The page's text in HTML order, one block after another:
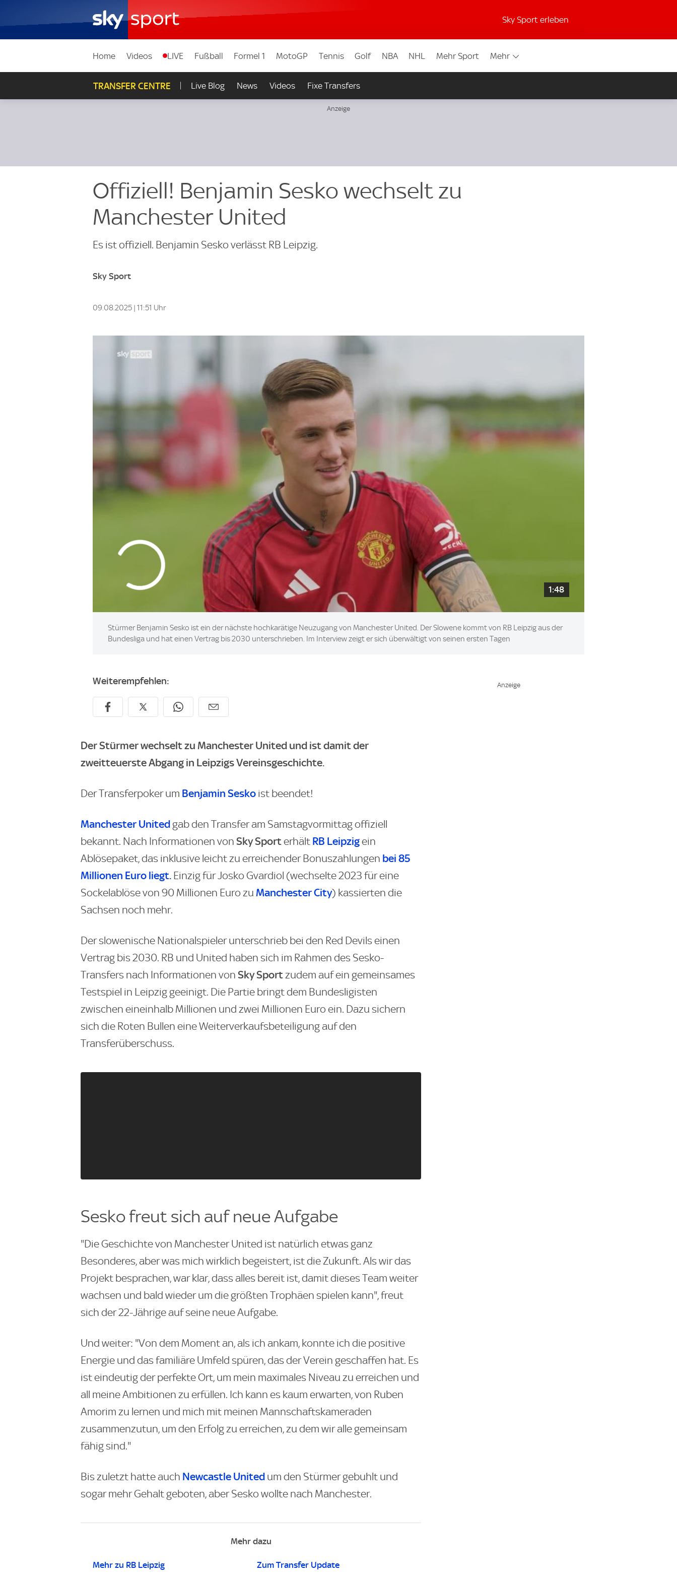
Sky Sport erleben
Home Videos LIVE Fußball Formel 1 MotoGP Tennis Golf NBA NHL Mehr Sport Mehr
TRANSFER CENTRE Live Blog News Videos Fixe Transfers
Offiziell! Benjamin Sesko wechselt zu
Manchester United
Es ist offiziell. Benjamin Sesko verlässt RB Leipzig.
Sky Sport
09.08.2025 | 11:51 Uhr
1:48
Stürmer Benjamin Sesko ist ein der nächste hochkarätige Neuzugang von Manchester United. Der Slowene kommt von RB Leipzig aus der
Bundesliga und hat einen Vertrag bis 2030 unterschrieben. Im Interview zeigt er sich überwältigt von seinen ersten Tagen
Weiterempfehlen:
Der Stürmer wechselt zu Manchester United und ist damit der
zweitteuerste Abgang in Leipzigs Vereinsgeschichte.
Der Transferpoker um Benjamin Sesko ist beendet!
Manchester United gab den Transfer am Samstagvormittag offiziell
bekannt. Nach Informationen von Sky Sporterhält RB Leipzigein
Ablösepaket, das inklusive leicht zu erreichender Bonuszahlungen bei 85
Millionen Euro liegt. Einzig für Josko Gvardiol (wechselte 2023 für eine
Sockelablöse von 90 Millionen Euro zu Manchester City) kassierten die
Sachsen noch mehr.
Der slowenische Nationalspieler unterschrieb bei den Red Devils einen
Vertrag bis 2030. RB und United haben sich im Rahmen des Sesko-
Transfers nach Informationen von Sky Sportzudem auf ein gemeinsames
Testspiel in Leipzig geeinigt. Die Partie bringt dem Bundesligisten
zwischen eineinhalb Millionen und zwei Millionen Euro ein. Dazu sichern
sich die Roten Bullen eine Weiterverkaufsbeteiligung auf den
Transferüberschuss.
Sesko freut sich auf neue Aufgabe
"Die Geschichte von Manchester United ist natürlich etwas ganz
Besonderes, aber was mich wirklich begeistert, ist die Zukunft. Als wir das
Projekt besprachen, war klar, dass alles bereit ist, damit dieses Team weiter
wachsen und bald wieder um die größten Trophäen spielen kann", freut
sich der 22-Jährige auf seine neue Aufgabe.
Und weiter: "Von dem Moment an, als ich ankam, konnte ich die positive
Energie und das familiäre Umfeld spüren, das der Verein geschaffen hat. Es
ist eindeutig der perfekte Ort, um mein maximales Niveau zu erreichen und
all meine Ambitionen zu erfüllen. Ich kann es kaum erwarten, von Ruben
Amorim zu lernen und mich mit meinen Mannschaftskameraden
zusammenzutun, um den Erfolg zu erreichen, zu dem wir alle gemeinsam
fähig sind."
Bis zuletzt hatte auch Newcastle United um den Stürmer gebuhlt und
sogar mehr Gehalt geboten, aber Sesko wollte nach Manchester.
Mehr dazu
Mehr zu RB Leipzig Zum Transfer Update